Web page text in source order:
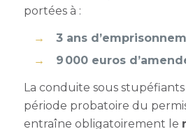
portées à :
3 ans
9 000 euros
La conduite sous
période probatoire du
entraîne obligatoirement le